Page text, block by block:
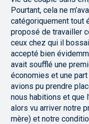
Pourtant, cela ne
catégoriquement tout
proposé de travailler
ceux chez qui il
accepté bien
avait soufflé une
économies et une
avions pu prendre
nous habitions et que
alors vu arriver notre
mère) et notre